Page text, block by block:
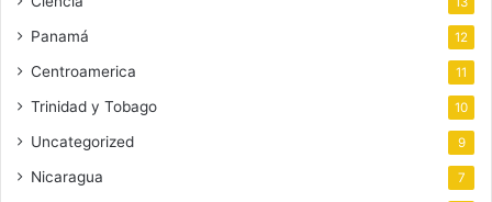
Panamá 12
Centroamerica 11
Trinidad y Tobago 10
Uncategorized 9
Nicaragua 7